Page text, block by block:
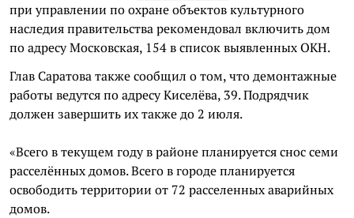
при управлении по охране объектов культурного
наследия правительства рекомендовал включить дом
по адресу Московская, 154 в список выявленных ОКН.
Глав Саратова также сообщил о том, что демонтажные
работы ведутся по адресу Киселёва, 39. Подрядчик
должен завершить их также до 2 июля.
«Всего в текущем году в районе планируется снос семи
расселённых домов. Всего в городе планируется
освободить территории от 72 расселенных аварийных
домов.